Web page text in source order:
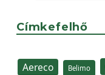
Címkefelhő
Aereco Belimo